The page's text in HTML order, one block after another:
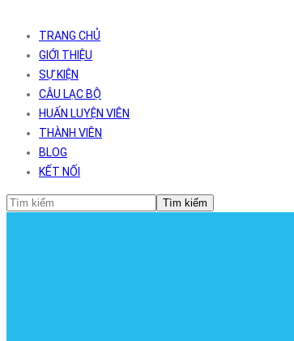
TRANG CHỦ
GIỚI THIỆU
SỰ KIỆN
CÂU LẠC BỘ
HUẤN LUYỆN VIÊN
THÀNH VIÊN
BLOG
KẾT NỐI
Tìm kiếm